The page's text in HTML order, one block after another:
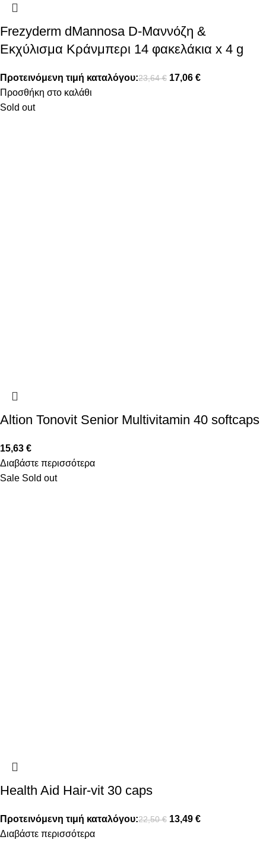
Frezyderm dMannosa D-Μαννόζη &
Εκχύλισμα Κράνμπερι 14 φακελάκια x 4 g
Προτεινόμενη τιμή καταλόγου:23,64€ 17,06 €
Προσθήκη στο καλάθι
Sold out
Altion Tonovit Senior Multivitamin 40 softcaps
15,63 €
Διαβάστε περισσότερα
Sale Sold out
Health Aid Hair-vit 30 caps
Προτεινόμενη τιμή καταλόγου:22,50€ 13,49 €
Διαβάστε περισσότερα